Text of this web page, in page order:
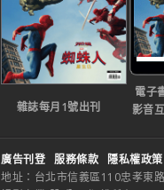
雜誌每月1號出刊
電子
影音
廣告刊登 服務條款 隱私權政策
地址：台北市信義區110忠孝東